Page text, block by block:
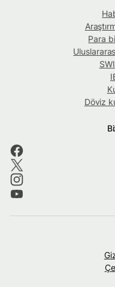
Para
Döviz